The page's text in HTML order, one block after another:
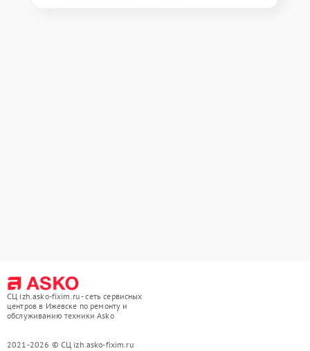
СЦ izh.asko-fixim.ru - сеть сервисных
центров в Ижевске по ремонту и
обслуживанию техники Asko
2021-2026 © СЦ izh.asko-fixim.ru